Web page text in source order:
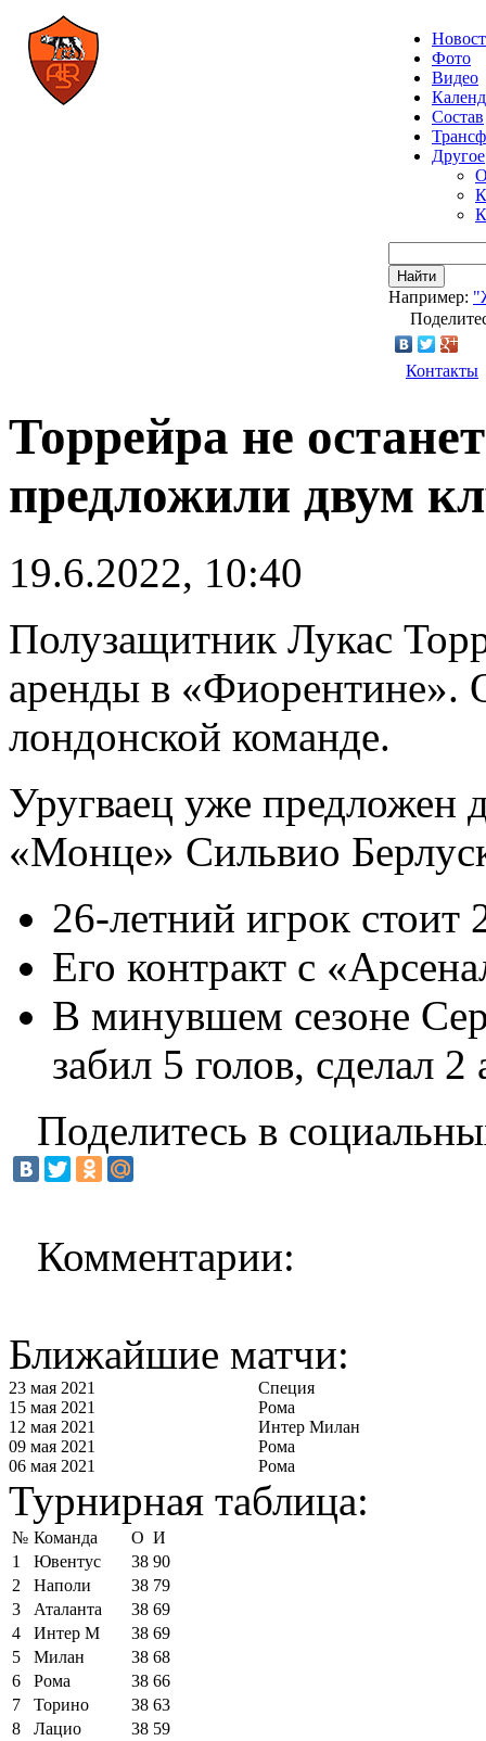
Фото
Видео
Состав
Другое
Найти
Например:
Контакты
Торрейра не
предложили двум
19.6.2022, 10:40
Полузащитник Лукас
аренды в «Фиорентине».
лондонской команде.
Уругваец уже
«Монце» Сильвио
26-летний игрок стоит
Его контракт с
В минувшем сезоне
забил 5 голов, сделал 2
Поделитесь в
Комментарии:
Ближайшие матчи:
23 мая 2021
Специя
15 мая 2021
Рома
12 мая 2021
Интер Милан
09 мая 2021
Рома
06 мая 2021
Рома
Турнирная таблица:
№ Команда О И
1
Ювентус 38 90
2
Наполи 38 79
3
Аталанта 38 69
4
Интер М 38 69
5
Милан 38 68
6
Рома 38 66
7
Торино 38 63
8
Лацио 38 59